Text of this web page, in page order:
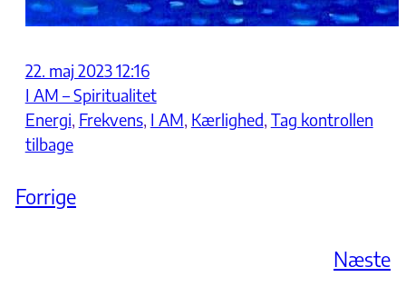
22. maj 2023 12:16
I AM – Spiritualitet
Energi, Frekvens, I AM, Kærlighed, Tag kontrollen
tilbage
Forrige
Næste